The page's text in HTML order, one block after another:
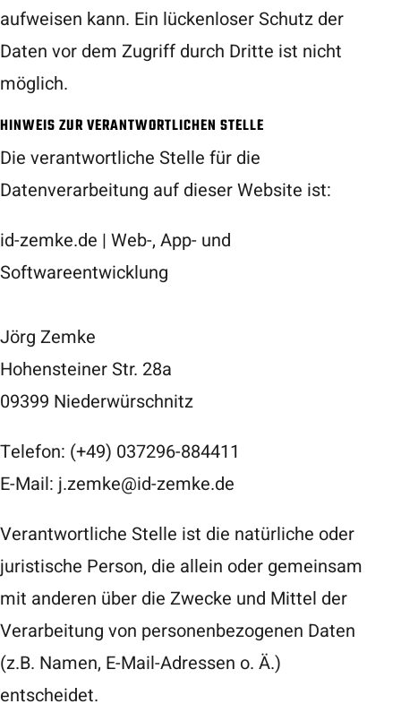
aufweisen kann. Ein lückenloser Schutz der
Daten vor dem Zugriff durch Dritte ist nicht
möglich.
HINWEIS ZUR VERANTWORTLICHEN STELLE
Die verantwortliche Stelle für die
Datenverarbeitung auf dieser Website ist:
id-zemke.de | Web-, App- und
Softwareentwicklung
Jörg Zemke
Hohensteiner Str. 28a
09399 Niederwürschnitz
Telefon: (+49) 037296-884411
E-Mail: j.zemke@id-zemke.de
Verantwortliche Stelle ist die natürliche oder
juristische Person, die allein oder gemeinsam
mit anderen über die Zwecke und Mittel der
Verarbeitung von personenbezogenen Daten
(z.B. Namen, E-Mail-Adressen o. Ä.)
entscheidet.